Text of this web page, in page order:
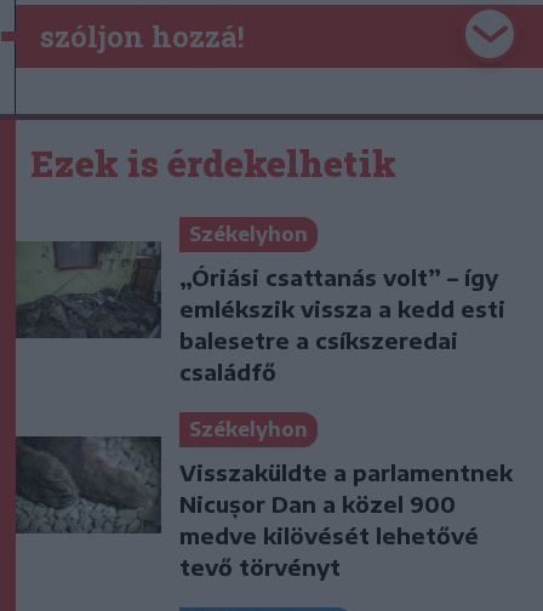
szóljon hozzá!
Ezek is érdekelhetik
Székelyhon
„Óriási csattanás volt” – így
emlékszik vissza a kedd esti
balesetre a csíkszeredai
családfő
Székelyhon
Visszaküldte a parlamentnek
Nicușor Dan a közel 900
medve kilövését lehetővé
tevő törvényt